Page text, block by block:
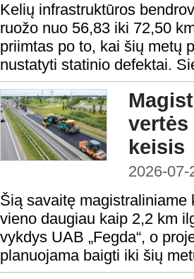
Kelių infrastruktūros
ruožo nuo 56,83 iki 72,50
priimtas po to, kai šių metų
nustatyti statinio defektai.
keisis
2026-07-
Šią savaitę
vieno daugiau kaip 2,2 km
vykdys UAB „Fegda“, o
planuojama baigti iki šių